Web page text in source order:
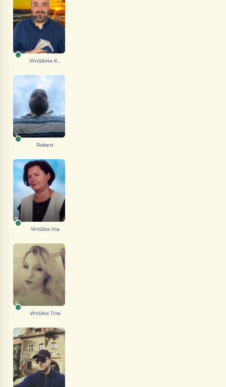
Wróżbita K...
Robert
Wróżka Ina
Wróżka Triss